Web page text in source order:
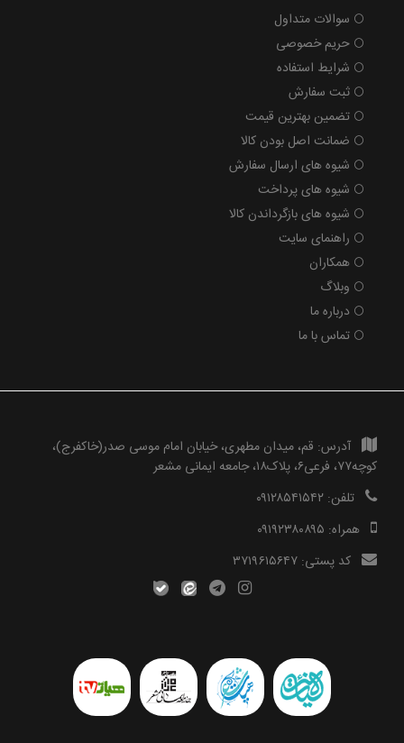
سوالات متداول
حریم خصوصی
شرایط استفاده
ثبت سفارش
تضمین بهترین قیمت
ضمانت اصل بودن کالا
شیوه های ارسال سفارش
شیوه های پرداخت
شیوه های بازگرداندن کالا
راهنمای سایت
همکاران
وبلاگ
درباره ما
تماس با ما
آدرس: قم، میدان مطهری، خیابان امام موسی صدر(خاکفرج)،
کوچه۷۷، فرعی۶، پلاک۱۸، جامعه ایمانی مشعر
تلفن: ۰۹۱۲۸۵۴۱۵۴۲
همراه: ۰۹۱۹۲۳۸۰۸۹۵
کد پستی: ۳۷۱۹۶۱۵۶۴۷